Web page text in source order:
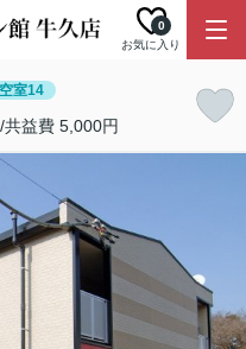
お気に入り
0
空室14
共益費 5,000円